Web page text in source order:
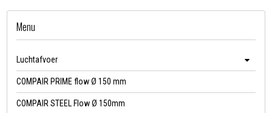
Menu
Luchtafvoer
COMPAIR PRIME flow Ø 150 mm
COMPAIR STEEL Flow Ø 150mm